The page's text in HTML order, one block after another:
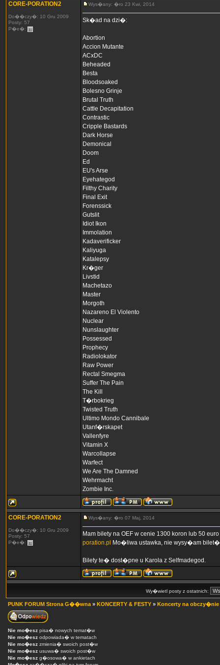
CORE-PORATION2
Do��czy�: 10 Gru 2009
Posty: 57
P�e�:
Wys�any: �ro 23 Kwi, 2014
Sk�ad na dzi�:
Abortion
Accion Mutante
ACxDC
Beheaded
Besta
Bloodsoaked
Bolesno Grinje
Brutal Truth
Cattle Decapitation
Contrastic
Cripple Bastards
Dark Horse
Demonical
Doom
Ed
EU's Arse
Eyehategod
Filthy Charity
Final Exit
Forenssick
Gutslit
Idiot Ikon
Immolation
Kadaverificker
Kaliyuga
Katalepsy
Kr�ger
Livstid
Machetazo
Master
Morgoth
Nazareno El Violento
Nuclear
Nunslaughter
Possessed
Prophecy
Radiolokator
Raw Power
Rectal Smegma
Suffer The Pain
The Kill
T�rbokrieg
Twisted Truth
Ultimo Mondo Cannibale
Utanf�rskapet
Vallenfyre
Vitamin X
Warcollapse
Warfect
We Are The Damned
Wehrmacht
Zombie Inc.
CORE-PORATION2
Do��czy�: 10 Gru 2009
Posty: 57
P�e�:
Wys�any: �ro 07 Maj, 2014
Mam bilety na OEF w cenie 1300 koron lub 50
poration.pl Mo�liwa ustawka, nie wysy�am
Bilety te� dost�pne u Karola z Selfmadegod.
Wy�wietl posty z ostatnich:
PUNK FORUM Strona G��wna » KONCERTY & FESTY » Koncerty na obczy�nie
Nie mo�esz pisa� nowych temat�w
Nie mo�esz odpowiada� w tematach
Nie mo�esz zmienia� swoich post�w
Nie mo�esz usuwa� swoich post�w
Nie mo�esz g�osowa� w ankietach